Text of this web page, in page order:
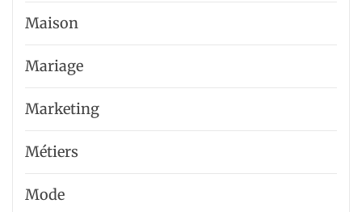
Maison
Mariage
Marketing
Métiers
Mode